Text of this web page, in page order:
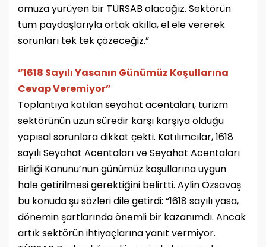
omuza yürüyen bir TÜRSAB olacağız. Sektörün
tüm paydaşlarıyla ortak akılla, el ele vererek
sorunları tek tek çözeceğiz.”
”1618 Sayılı Yasanın Günümüz Koşullarına
Cevap Veremiyor”
Toplantıya katılan seyahat acentaları, turizm
sektörünün uzun süredir karşı karşıya olduğu
yapısal sorunlara dikkat çekti. Katılımcılar, 1618
sayılı Seyahat Acentaları ve Seyahat Acentaları
Birliği Kanunu’nun günümüz koşullarına uygun
hale getirilmesi gerektiğini belirtti. Aylin Özsavaş
bu konuda şu sözleri dile getirdi: “1618 sayılı yasa,
dönemin şartlarında önemli bir kazanımdı. Ancak
artık sektörün ihtiyaçlarına yanıt vermiyor.